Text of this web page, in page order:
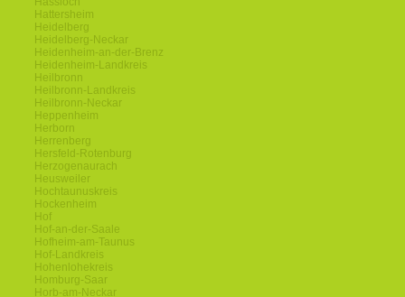
Hattersheim
Heidelberg
Heidelberg-Neckar
Heidenheim-an-der-Brenz
Heidenheim-Landkreis
Heilbronn
Heilbronn-Landkreis
Heilbronn-Neckar
Heppenheim
Herborn
Herrenberg
Hersfeld-Rotenburg
Herzogenaurach
Heusweiler
Hochtaunuskreis
Hockenheim
Hof
Hof-an-der-Saale
Hofheim-am-Taunus
Hof-Landkreis
Hohenlohekreis
Homburg-Saar
Horb-am-Neckar